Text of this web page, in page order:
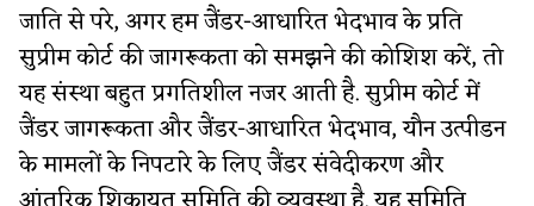
जाति से परे, अगर हम जैंडर-आधारित भेदभाव के प्रति
सुप्रीम कोर्ट की जागरूकता को समझने की कोशिश करें, तो
यह संस्था बहुत प्रगतिशील नजर आती है. सुप्रीम कोर्ट में
जैंडर जागरूकता और जैंडर-आधारित भेदभाव, यौन उत्पीडन
के मामलों के निपटारे के लिए जैंडर संवेदीकरण और